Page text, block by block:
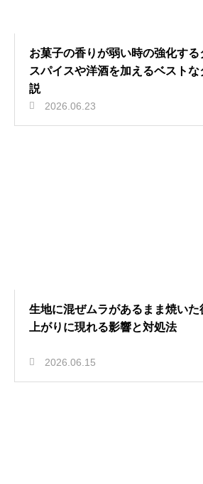
お菓子の香りが弱い時の強化する
スパイスや洋酒を加えるベスト
説
2026.06.23
生地に混ぜムラがあるまま焼い
上がりに現れる影響と対処法
2026.06.15